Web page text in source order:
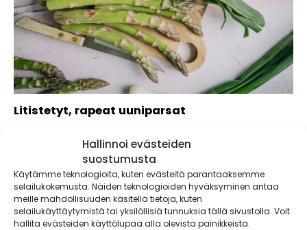
Hallinnoi evästeiden
suostumusta
Käytämme teknologioita, kuten evästeitä parantaaksemme
selailukokemusta. Näiden teknologioiden hyväksyminen antaa
meille mahdollisuuden käsitellä tietoja, kuten
selailukäyttäytymistä tai yksilöllisiä tunnuksia tällä sivustolla. Voit
hallita evästeiden käyttölupaa alla olevista painikkeista.
Litistetyt, rapeat uuniparsat
parsareseptissä parsat paistetaan rapeaksi uunissa. Tätä...